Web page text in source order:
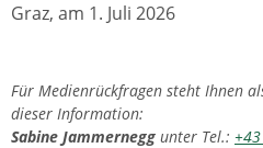
Graz, am 1. Juli 2026
Für Medienrückfragen steht Ihnen
dieser Information:
Sabine Jammernegg unter Tel.: